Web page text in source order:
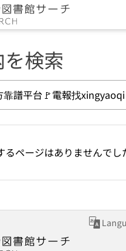
検索
るページはありませんでし